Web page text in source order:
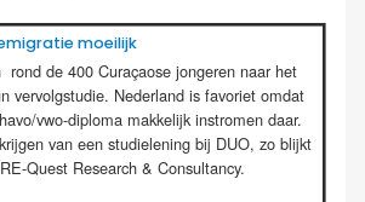
moeilijk
rond de 400 Curaçaose jongeren naar het
vervolgstudie. Nederland is favoriet omdat
vwo-diploma makkelijk instromen daar.
van een studielening bij DUO, zo blijkt
Quest Research & Consultancy.